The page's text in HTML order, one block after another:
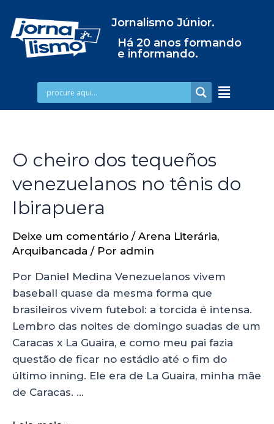
Jornalismo Júnior.
Há 20 anos formando
e informando.
O cheiro dos tequeños
venezuelanos no tênis do
Ibirapuera
Deixe um comentário / Arena Literária,
Arquibancada / Por admin
Por Daniel Medina Venezuelanos vivem
baseball quase da mesma forma que
brasileiros vivem futebol: a torcida é intensa.
Lembro das noites de domingo suadas de um
Caracas x La Guaira, e como meu pai fazia
questão de ficar no estádio até o fim do
último inning. Ele era de La Guaira, minha mãe
de Caracas. …